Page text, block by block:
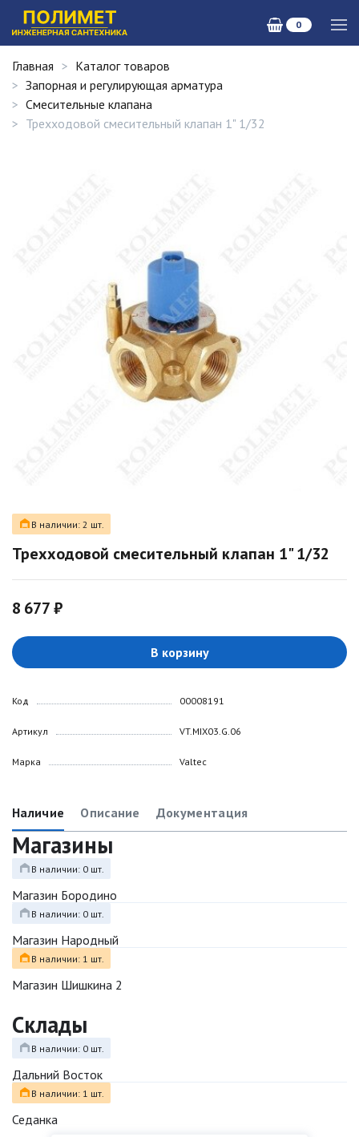
0
Главная
Каталог товаров
Запорная и регулирующая арматура
Смесительные клапана
Трехходовой смесительный клапан 1" 1/32
В наличии: 2 шт.
Трехходовой смесительный клапан 1" 1/32
8 677 ₽
В корзину
Код
Артикул
Марка
00008191
VT.MIX03.G.06
Valtec
Наличие Описание Документация
Магазины
В наличии: 0 шт.
Магазин Бородино
В наличии: 0 шт.
Магазин Народный
В наличии: 1 шт.
Магазин Шишкина 2
Склады
В наличии: 0 шт.
Дальний Восток
В наличии: 1 шт.
Седанка